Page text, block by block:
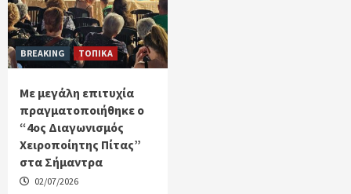
BREAKING ΤΟΠΙΚΑ
Με μεγάλη επιτυχία
πραγματοποιήθηκε ο
“4ος Διαγωνισμός
Χειροποίητης Πίτας”
στα Σήμαντρα
02/07/2026